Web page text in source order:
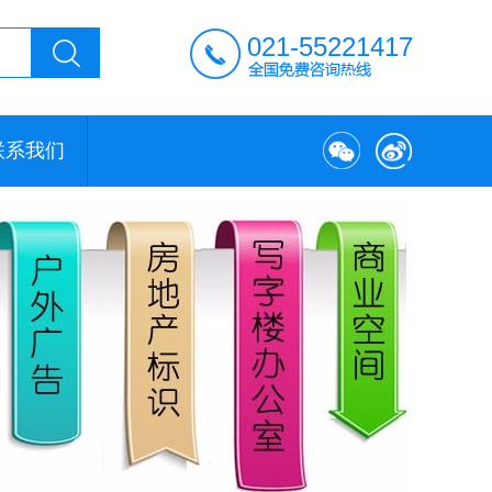
021-55221417
系我们